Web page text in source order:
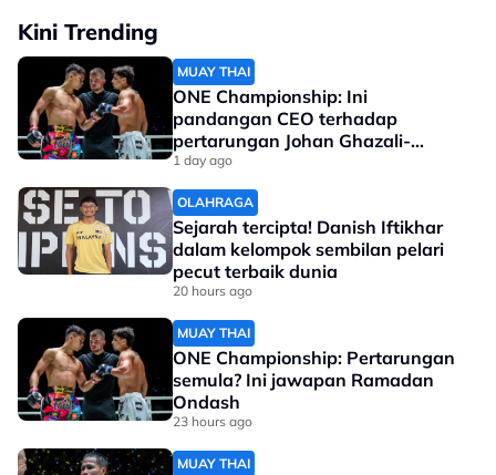
Kini Trending
MUAY THAI
ONE Championship: Ini
pandangan CEO terhadap
pertarungan Johan Ghazali-
Ramadan Ondash
1 day ago
OLAHRAGA
Sejarah tercipta! Danish Iftikhar
dalam kelompok sembilan pelari
pecut terbaik dunia
20 hours ago
MUAY THAI
ONE Championship: Pertarungan
semula? Ini jawapan Ramadan
Ondash
23 hours ago
MUAY THAI